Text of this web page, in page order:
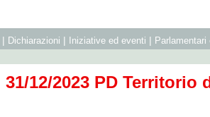
| Dichiarazioni | Iniziative ed eventi |
12/2023 PD Territorio